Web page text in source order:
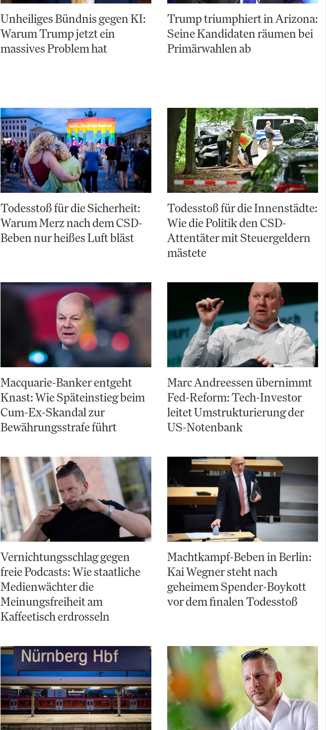
Unheiliges Bündnis gegen KI:
Warum Trump jetzt ein
massives Problem hat
Trump triumphiert in Arizona:
Seine Kandidaten räumen bei
Primärwahlen ab
Todesstoß für die Sicherheit:
Warum Merz nach dem CSD-
Beben nur heißes Luft bläst
Todesstoß für die Innenstädte:
Wie die Politik den CSD-
Attentäter mit Steuergeldern
mästete
Macquarie-Banker entgeht
Knast: Wie Späteinstieg beim
Cum-Ex-Skandal zur
Bewährungsstrafe führt
Marc Andreessen übernimmt
Fed-Reform: Tech-Investor
leitet Umstrukturierung der
US-Notenbank
Vernichtungsschlag gegen
freie Podcasts: Wie staatliche
Medienwächter die
Meinungsfreiheit am
Kaffeetisch erdrosseln
Machtkampf-Beben in Berlin:
Kai Wegner steht nach
geheimem Spender-Boykott
vor dem finalen Todesstoß